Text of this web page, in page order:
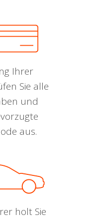
Ihrer
Sie alle
und
aus.
holt Sie